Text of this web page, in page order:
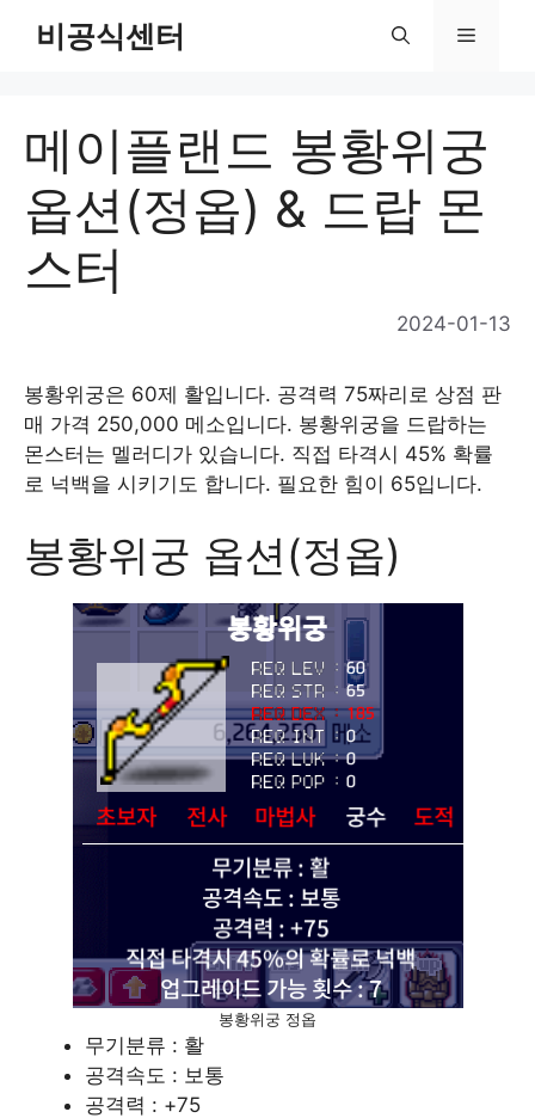
비공식센터 Menu
메이플랜드 봉황위궁
옵션(정옵) & 드랍 몬
스터
2024-01-13
봉황위궁은 60제 활입니다. 공격력 75짜리로 상점 판
매 가격 250,000 메소입니다. 봉황위궁을 드랍하는
몬스터는 멜러디가 있습니다. 직접 타격시 45% 확률
로 넉백을 시키기도 합니다. 필요한 힘이 65입니다.
봉황위궁 옵션(정옵)
봉황위궁 정옵
무기분류 : 활
공격속도 : 보통
공격력 : +75